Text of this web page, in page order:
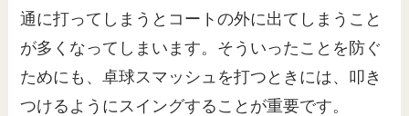
通に打ってしまうとコートの外に出てしまうこと
が多くなってしまいます。そういったことを防ぐ
ためにも、卓球スマッシュを打つときには、叩き
つけるようにスイングすることが重要です。